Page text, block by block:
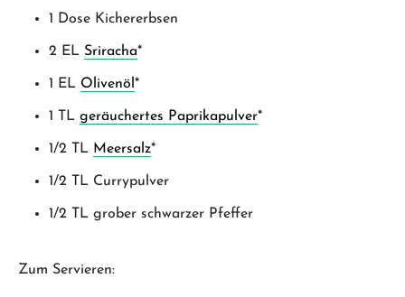
1 Dose Kichererbsen
2 EL Sriracha*
1 EL Olivenöl *
1 TL geräuchertes Paprikapulver*
1/2 TL Meersalz*
1/2 TL Currypulver
1/2 TL grober schwarzer Pfeffer
Zum Servieren: